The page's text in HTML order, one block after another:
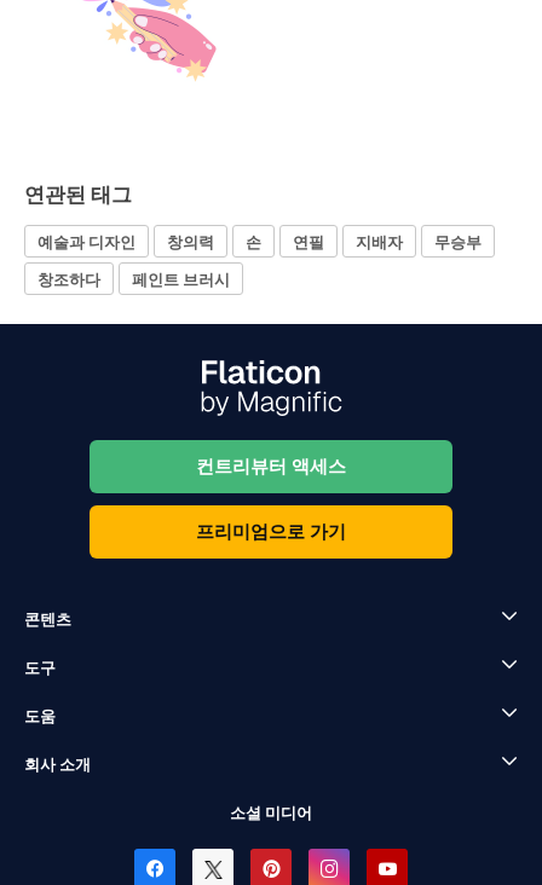
연관된 태그
예술과 디자인 창의력 손 연필 지배자
무승부
창조하다
페인트 브러시
컨트리뷰터 액세스
프리미엄으로 가기
콘텐츠
도구
도움
회사 소개
소셜 미디어